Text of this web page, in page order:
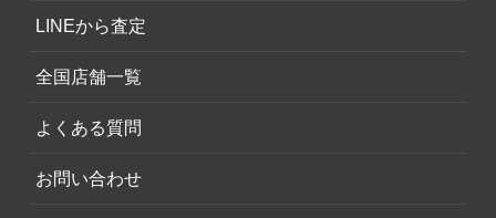
LINEから査定
全国店舗一覧
よくある質問
お問い合わせ